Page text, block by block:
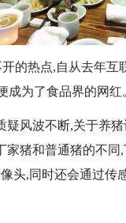
的热点,自从去年互
成为了食品界的网红
疑风波不断,关于养
家猪和普通猪的不
头,同时还会通过